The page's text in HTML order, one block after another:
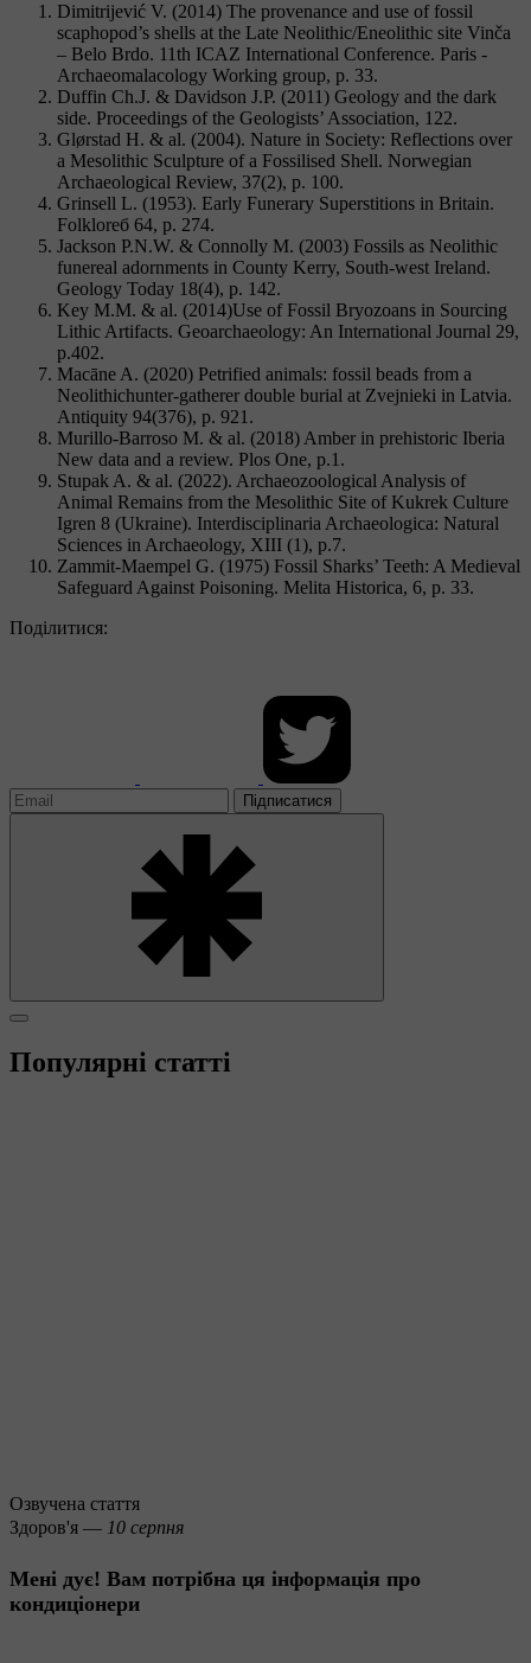
Dimitrijević V. (2014) The provenance and use of fossil
scaphopod’s shells at the Late Neolithic/Eneolithic site Vinča
– Belo Brdo. 11th ICAZ International Conference. Paris -
Archaeomalacology Working group, p. 33.
Duffin Ch.J. & Davidson J.P. (2011) Geology and the dark
side. Proceedings of the Geologists’ Association, 122.
Glørstad H. & al. (2004). Nature in Society: Reflections over
a Mesolithic Sculpture of a Fossilised Shell. Norwegian
Archaeological Review, 37(2), p. 100.
Grinsell L. (1953). Early Funerary Superstitions in Britain.
Folkloreб 64, p. 274.
Jackson P.N.W. & Connolly M. (2003) Fossils as Neolithic
funereal adornments in County Kerry, South-west Ireland.
Geology Today 18(4), p. 142.
Key M.M. & al. (2014)Use of Fossil Bryozoans in Sourcing
Lithic Artifacts. Geoarchaeology: An International Journal 29,
p.402.
Macāne A. (2020) Petrified animals: fossil beads from a
Neolithichunter-gatherer double burial at Zvejnieki in Latvia.
Antiquity 94(376), p. 921.
Murillo-Barroso M. & al. (2018) Amber in prehistoric Iberia
New data and a review. Plos One, p.1.
Stupak A. & al. (2022). Archaeozoological Analysis of
Animal Remains from the Mesolithic Site of Kukrek Culture
Igren 8 (Ukraine). Interdisciplinaria Archaeologica: Natural
Sciences in Archaeology, XIII (1), p.7.
Zammit-Maempel G. (1975) Fossil Sharks’ Teeth: A Medieval
Safeguard Against Poisoning. Melita Historica, 6, p. 33.
Поділитися:
Підписатися
Популярні статті
Озвучена стаття
Здоров'я — 10 серпня
Мені дує! Вам потрібна ця інформація про
кондиціонери